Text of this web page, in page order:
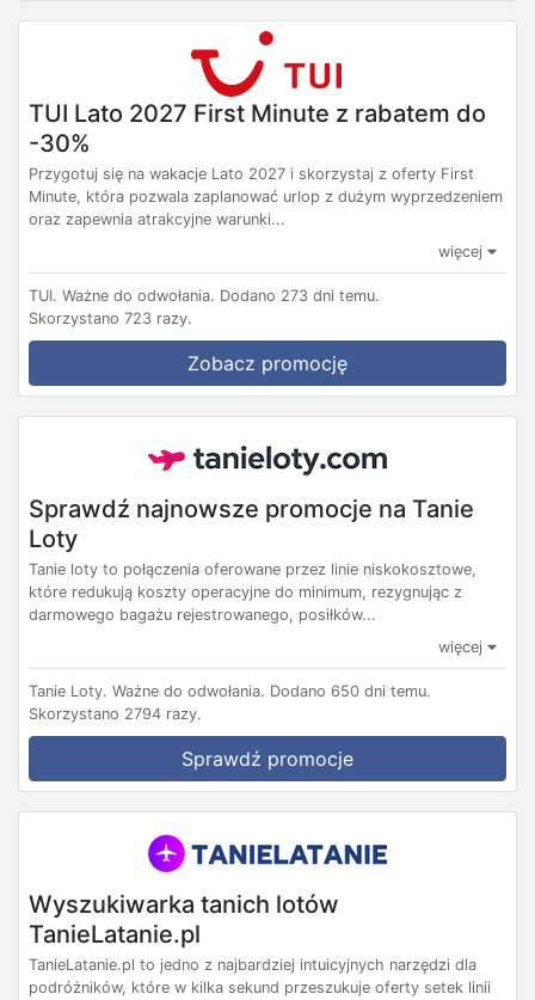
TUI Lato 2027 First Minute z rabatem do
-30%
Przygotuj się na wakacje Lato 2027 i skorzystaj z oferty First
Minute, która pozwala zaplanować urlop z dużym wyprzedzeniem
oraz zapewnia atrakcyjne warunki...
więcej
TUI. Ważne do odwołania. Dodano 273 dni temu.
Skorzystano 723 razy.
Zobacz promocję
Sprawdź najnowsze promocje na Tanie
Loty
Tanie loty to połączenia oferowane przez linie niskokosztowe,
które redukują koszty operacyjne do minimum, rezygnując z
darmowego bagażu rejestrowanego, posiłków...
więcej
Tanie Loty. Ważne do odwołania. Dodano 650 dni temu.
Skorzystano 2794 razy.
Sprawdź promocje
Wyszukiwarka tanich lotów
TanieLatanie.pl
TanieLatanie.pl to jedno z najbardziej intuicyjnych narzędzi dla
podróżników, które w kilka sekund przeszukuje oferty setek linii